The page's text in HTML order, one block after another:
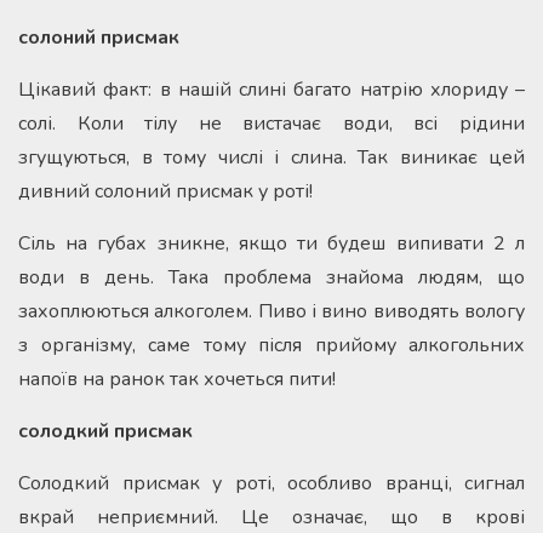
солоний присмак
Цікавий факт: в нашій слині багато натрію хлориду –
солі. Коли тілу не вистачає води, всі рідини
згущуються, в тому числі і слина. Так виникає цей
дивний солоний присмак у роті!
Сіль на губах зникне, якщо ти будеш випивати 2 л
води в день. Така проблема знайома людям, що
захоплюються алкоголем. Пиво і вино виводять вологу
з організму, саме тому після прийому алкогольних
напоїв на ранок так хочеться пити!
солодкий присмак
Солодкий присмак у роті, особливо вранці, сигнал
вкрай неприємний. Це означає, що в крові